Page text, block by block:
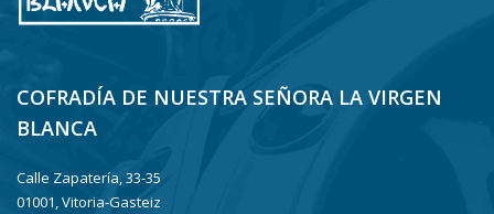
COFRADÍA DE NUESTRA SEÑORA LA VIRGEN
BLANCA
Calle Zapatería, 33-35
01001, Vitoria-Gasteiz